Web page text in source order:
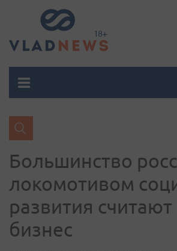
Большинство
локомотивом
развития
бизнес